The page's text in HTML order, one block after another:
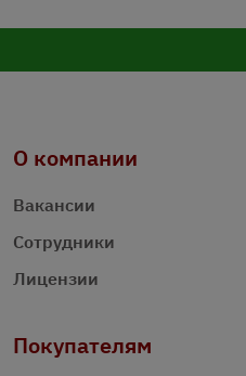
О компании
Вакансии
Сотрудники
Лицензии
Покупателям